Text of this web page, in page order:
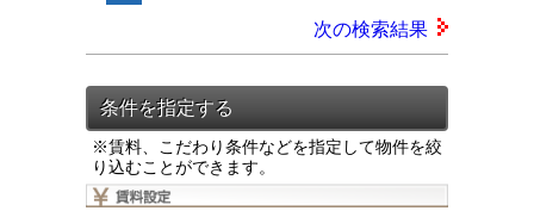
次の検索結果
※賃料、こだわり条件などを指定して物件を絞
り込むことができます。